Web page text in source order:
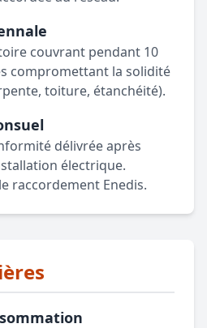
couvrant pendant 10
compromettant la solidité
toiture, étanchéité).
délivrée après
électrique.
raccordement Enedis.